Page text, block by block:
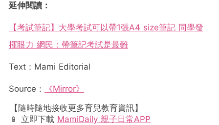
延伸閱讀：
【考試筆記】大學考試可以帶1張A4 size筆記 同學發
揮眼力 網民：帶筆記考試是最難
Text：Mami Editorial
Source：
《Mirror》
【隨時隨地接收更多育兒教育資訊】
📱 立即下載 MamiDaily 親子日常APP